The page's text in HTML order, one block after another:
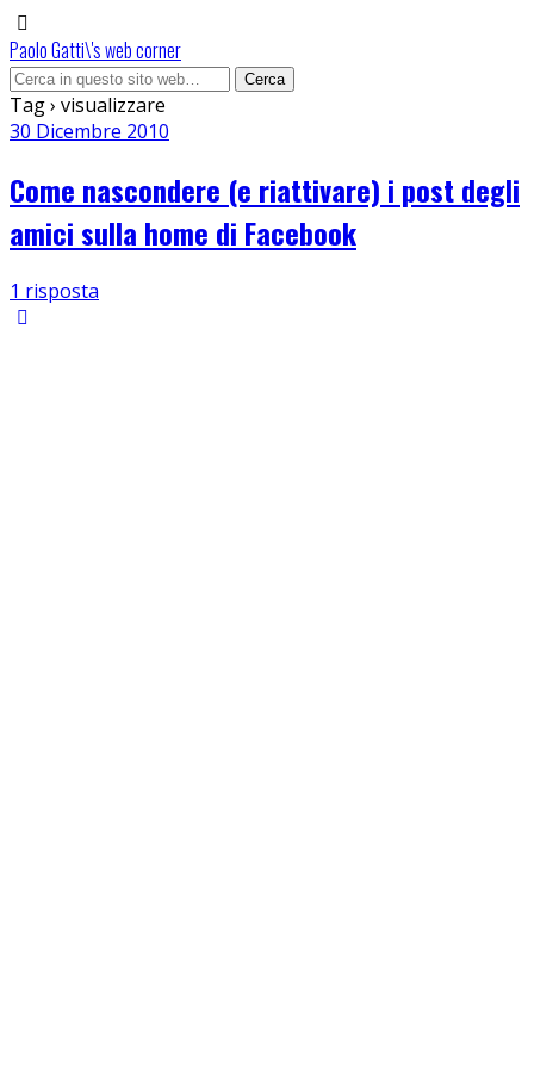
Paolo Gatti\'s web corner
Tag › visualizzare
30 Dicembre 2010
Come nascondere (e riattivare) i post degli
amici sulla home di Facebook
1 risposta